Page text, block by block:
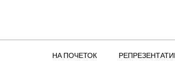
НА ПОЧЕТОК